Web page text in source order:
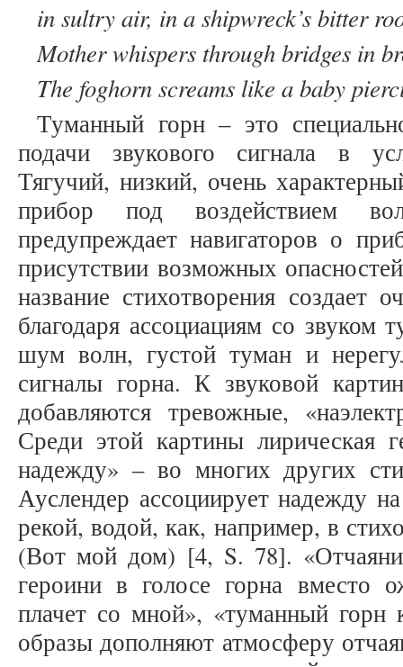
in sultry air, in a shipwreck’s bitter
Mother whispers through bridges in
The foghorn screams like a baby
Туманный горн – это
подачи звукового сигнала в
Тягучий, низкий, очень
прибор под воздействием
предупреждает навигаторов о
присутствии возможных
название стихотворения создает
благодаря ассоциациям со звуком
шум волн, густой туман и
сигналы горна. К звуковой
добавляются тревожные,
Среди этой картины лирическая
надежду» – во многих других
Ауслендер ассоциирует надежду
рекой, водой, как, например, в
(Вот мой дом) [4, S. 78].
героини в голосе горна вместо
плачет со мной», «туманный горн
образы дополняют атмосферу